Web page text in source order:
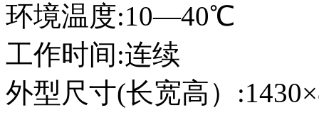
环境温度:10—40℃
工作时间:连续
外型尺寸(长宽高）